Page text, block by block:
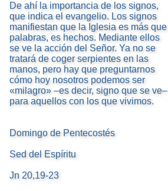
De ahí la importancia de los signos,
que indica el evangelio. Los signos
manifiestan que la Iglesia es más que
palabras, es hechos. Mediante ellos
se ve la acción del Señor. Ya no se
tratará de coger serpientes en las
manos, pero hay que preguntarnos
cómo hoy nosotros podemos ser
«milagro» –es decir, signo que se ve–
para aquellos con los que vivimos.
Domingo de Pentecostés
Sed del Espíritu
Jn 20,19-23